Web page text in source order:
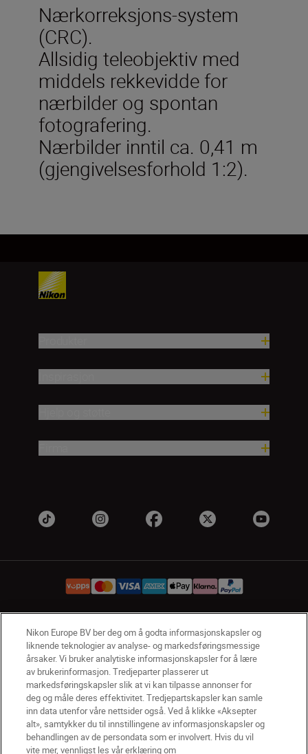
Nærkorreksjons-system
(CRC).
Allsidig teleobjektiv med
middels rekkevidde for
nærbilder og spontan
fotografering.
Nærbilder inntil ca. 0,41 m
(gjengivelsesforhold 1:2).
NO Nikon Sites
Kontakt oss Personvernerklæring
Bruksvilkår
Vilkår og betingelser for Nikon Store
Erklæring Om Informasjonskapsler
Tilgjengelighet
Innstillinger for informasjonskapsler
© 2026 Nikon
Nikon Europe BV ber deg om å godta informasjonskapsler og
liknende teknologier av analyse- og markedsføringsmessige
årsaker. Vi bruker analytiske informasjonskapsler for å lære
av brukerinformasjon. Tredjeparter plasserer ut
markedsføringskapsler slik at vi kan tilpasse annonser for
deg og måle deres effektivitet. Tredjepartskapsler kan samle
inn data utenfor våre nettsider også. Ved å klikke «Aksepter
alt», samtykker du til innstillingene av informasjonskapsler og
behandlingen av de persondata som er involvert. Hvis du vil
vite mer, vennligst les vår erklæring om